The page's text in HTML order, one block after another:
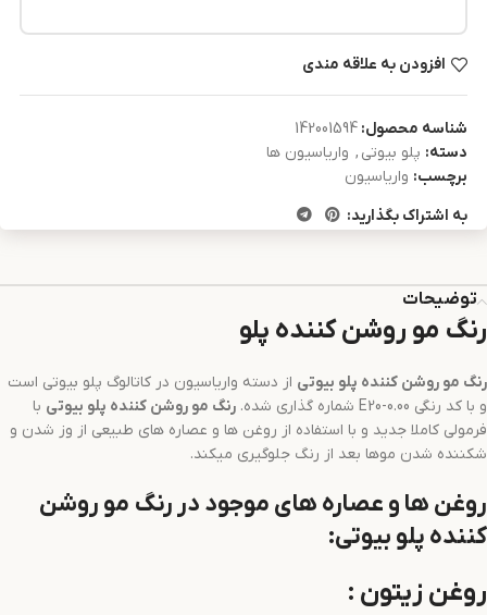
افزودن به علاقه مندی
شناسه محصول: 142001594
دسته: پلو بیوتی , واریاسیون ها
برچسب: واریاسیون
به اشتراک بگذارید:
توضیحات
رنگ مو روشن کننده پلو
رنگ مو روشن کننده پلو بیوتی از دسته واریاسیون در کاتالوگ پلو بیوتی است
و با کد رنگی E20-0.00 شماره گذاری شده.
رنگ مو روشن کننده پلو بیوتی با
فرمولی کاملا جدید و با استفاده از روغن ها و عصاره های طبیعی از وز شدن و
شکننده شدن موها بعد از رنگ جلوگیری میکند.
روغن ها و عصاره های موجود در رنگ مو روشن
کننده پلو بیوتی:
روغن زیتون :